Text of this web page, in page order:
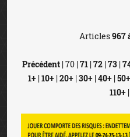
Articles967
Précédent| 70 | 71| 72| 73|
1+| 10+| 20+| 30+| 40+| 50+
110+|